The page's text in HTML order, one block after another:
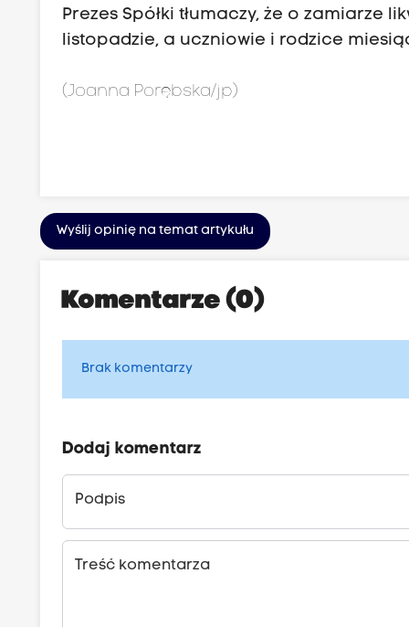
Prezes Spółki tłumaczy, że o zamiarze
listopadzie, a uczniowie i rodzice
(Joanna Porębska/jp)
Wyślij opinię na temat artykułu
Komentarze (0)
Brak komentarzy
Dodaj komentarz
Podpis
Treść komentarza